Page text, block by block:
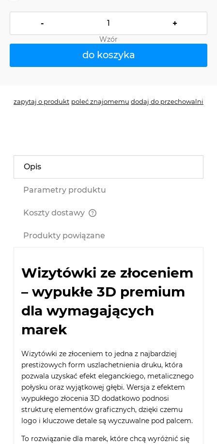
- +
Wzór
do koszyka
*- Pole wymagane
zapytaj o produkt poleć znajomemu dodaj do przechowalni
Opis
Parametry produktu
Koszty dostawy
Produkty powiązane
Wizytówki ze złoceniem
– wypukłe 3D premium
dla wymagających
marek
Wizytówki ze złoceniem to jedna z najbardziej
prestiżowych form uszlachetnienia druku, która
pozwala uzyskać efekt eleganckiego, metalicznego
połysku oraz wyjątkowej głębi. Wersja z efektem
wypukłego złocenia 3D dodatkowo podnosi
strukturę elementów graficznych, dzięki czemu
logo i kluczowe detale są wyczuwalne pod palcem.
To rozwiązanie dla marek, które chcą wyróżnić się